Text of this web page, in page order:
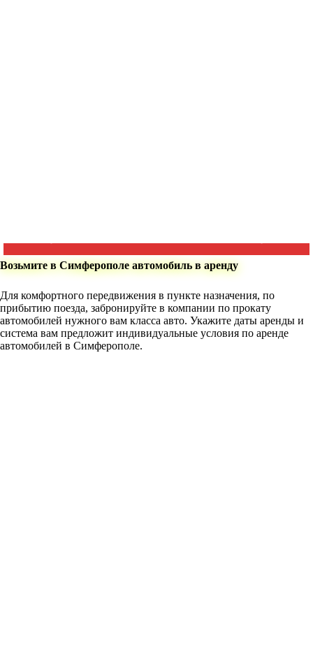
Возьмите в Симферополе автомобиль в аренду
Для комфортного передвижения в пункте назначения, по
прибытию поезда, забронируйте в компании по прокату
автомобилей нужного вам класса авто. Укажите даты аренды и
система вам предложит индивидуальные условия по аренде
автомобилей в Симферополе.